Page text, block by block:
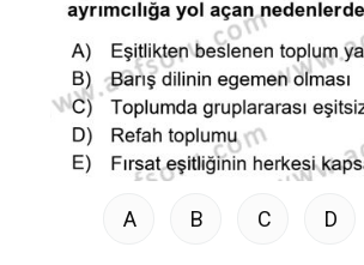
A B C D